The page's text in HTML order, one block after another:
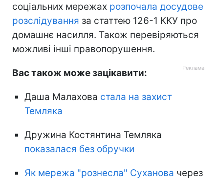
соціальних мережах розпочала досудове
розслідування за статтею 126-1 ККУ про
домашнє насилля. Також перевіряються
можливі інші правопорушення.
Вас також може зацікавити:
Даша Малахова стала на захист
Темляка
Дружина Костянтина Темляка
показалася без обручки
Як мережа "рознесла" Суханова через